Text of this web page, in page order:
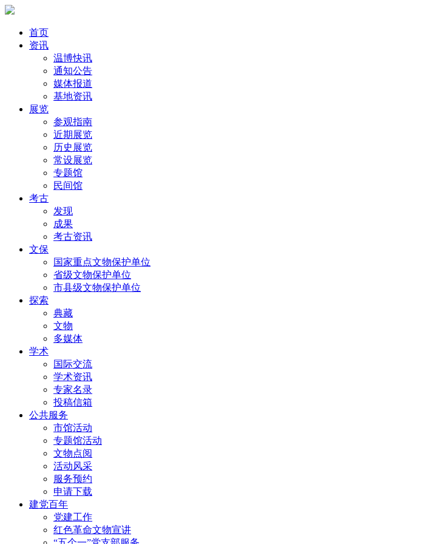
首页
资讯
温博快讯
通知公告
媒体报道
基地资讯
展览
参观指南
近期展览
历史展览
常设展览
专题馆
民间馆
考古
发现
成果
考古资讯
文保
国家重点文物保护单位
省级文物保护单位
市县级文物保护单位
探索
典藏
文物
多媒体
学术
国际交流
学术资讯
专家名录
投稿信箱
公共服务
市馆活动
专题馆活动
文物点阅
活动风采
服务预约
申请下载
建党百年
党建工作
红色革命文物宣讲